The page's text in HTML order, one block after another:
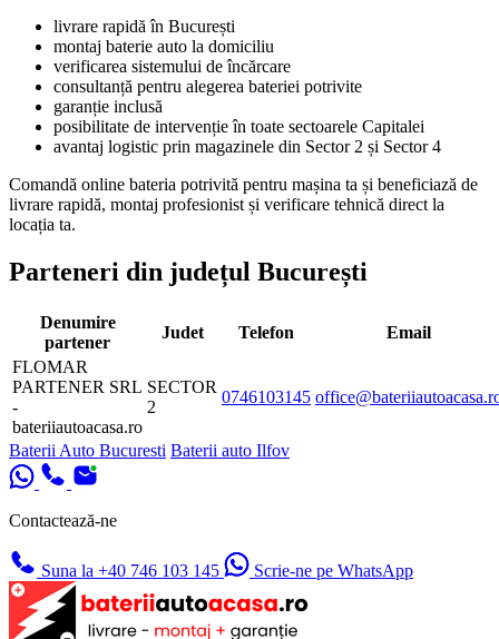
livrare rapidă în București
montaj baterie auto la domiciliu
verificarea sistemului de încărcare
consultanță pentru alegerea bateriei potrivite
garanție inclusă
posibilitate de intervenție în toate sectoarele Capitalei
avantaj logistic prin magazinele din Sector 2 și Sector 4
Comandă online bateria potrivită pentru mașina ta și beneficiază de
livrare rapidă, montaj profesionist și verificare tehnică direct la
locația ta.
Parteneri din județul București
Denumire
partener
Judet Telefon
Email
FLOMAR
PARTENER SRL
-
bateriiautoacasa.ro
SECTOR
2
0746103145
Baterii Auto Bucuresti Baterii auto Ilfov
Contactează-ne
Suna la +40 746 103 145 Scrie-ne pe WhatsApp